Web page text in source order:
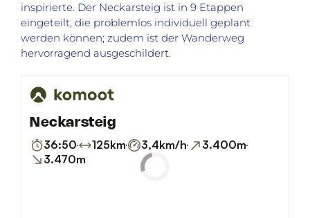
inspirierte. Der Neckarsteig ist in 9 Etappen
eingeteilt, die problemlos individuell geplant
werden können; zudem ist der Wanderweg
hervorragend ausgeschildert.